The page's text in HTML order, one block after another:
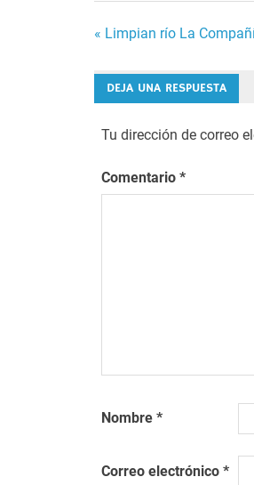
Navegación
de
entradas
« Limpian río La
DEJA UNA RESPUESTA
Tu dirección de correo
Comentario *
Nombre *
Correo electrónico *